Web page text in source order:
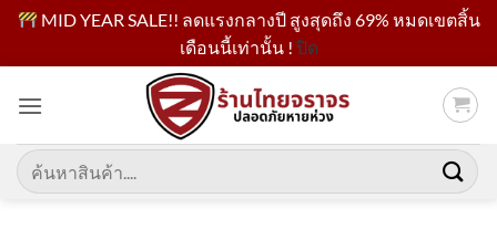
MID YEAR SALE!! ลดแรงกลางปี สูงสุดถึง 69% หมดเขตสิ้น
เดือนนี้เท่านั้น ! ปิด
เนื้อหา
ค้นหา: